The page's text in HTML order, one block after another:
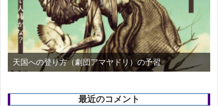
天国への登り方（劇団アマヤドリ）の予習
最近のコメント